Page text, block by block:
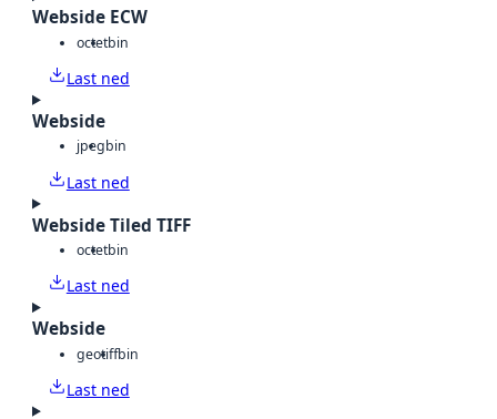
Webside ECW
octetbin
Last ned
Webside
jpegbin
Last ned
Webside Tiled TIFF
octetbin
Last ned
Webside
geotiffbin
Last ned